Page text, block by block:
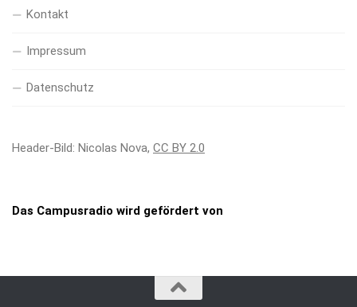
Kontakt
Impressum
Datenschutz
Header-Bild: Nicolas Nova, CC BY 2.0
Das Campusradio wird gefördert von